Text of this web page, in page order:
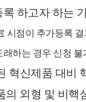
하고자 하는
래하는 경우 신청 불
혁신제품 대비
의 외형 및 비핵